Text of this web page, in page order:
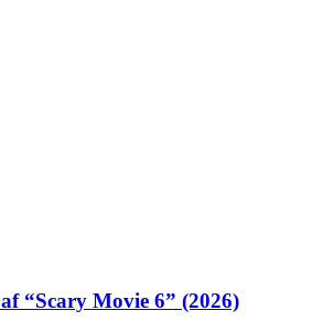
“Scary Movie 6” (2026)